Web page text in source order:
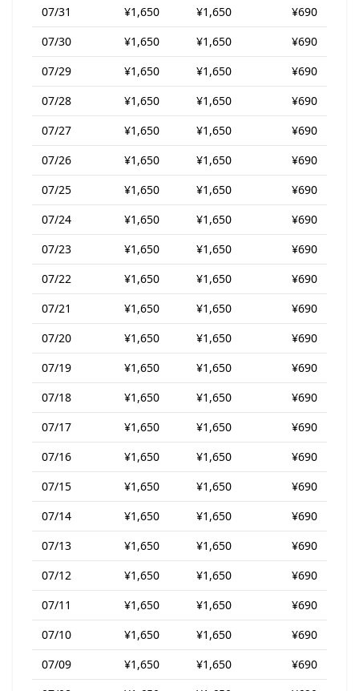
07/31
¥1,650 ¥1,650
¥690
07/30
¥1,650 ¥1,650
¥690
07/29
¥1,650 ¥1,650
¥690
07/28
¥1,650 ¥1,650
¥690
07/27
¥1,650 ¥1,650
¥690
07/26
¥1,650 ¥1,650
¥690
07/25
¥1,650 ¥1,650
¥690
07/24
¥1,650 ¥1,650
¥690
07/23
¥1,650 ¥1,650
¥690
07/22
¥1,650 ¥1,650
¥690
07/21
¥1,650 ¥1,650
¥690
07/20
¥1,650 ¥1,650
¥690
07/19
¥1,650 ¥1,650
¥690
07/18
¥1,650 ¥1,650
¥690
07/17
¥1,650 ¥1,650
¥690
07/16
¥1,650 ¥1,650
¥690
07/15
¥1,650 ¥1,650
¥690
07/14
¥1,650 ¥1,650
¥690
07/13
¥1,650 ¥1,650
¥690
07/12
¥1,650 ¥1,650
¥690
07/11
¥1,650 ¥1,650
¥690
07/10
¥1,650 ¥1,650
¥690
07/09
¥1,650 ¥1,650
¥690